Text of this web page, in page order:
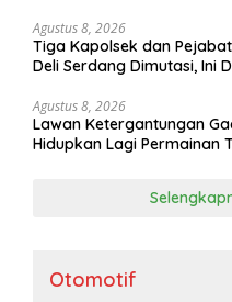
Agustus 8, 2026
Tiga Kapolsek dan
Deli Serdang Dimutasi, Ini
Agustus 8, 2026
Lawan Ketergantungan
Hidupkan Lagi Permainan
Otomotif